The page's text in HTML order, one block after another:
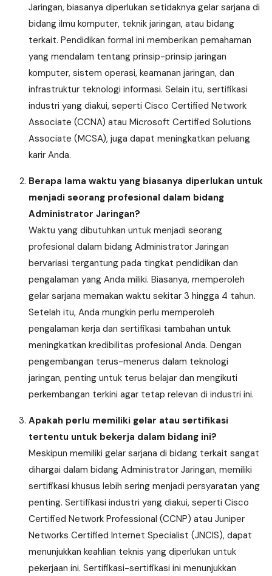
Jaringan, biasanya diperlukan setidaknya gelar sarjana di
bidang ilmu komputer, teknik jaringan, atau bidang
terkait. Pendidikan formal ini memberikan pemahaman
yang mendalam tentang prinsip-prinsip jaringan
komputer, sistem operasi, keamanan jaringan, dan
infrastruktur teknologi informasi. Selain itu, sertifikasi
industri yang diakui, seperti Cisco Certified Network
Associate (CCNA) atau Microsoft Certified Solutions
Associate (MCSA), juga dapat meningkatkan peluang
karir Anda.
Berapa lama waktu yang biasanya diperlukan untuk
menjadi seorang profesional dalam bidang
Administrator Jaringan?
Waktu yang dibutuhkan untuk menjadi seorang
profesional dalam bidang Administrator Jaringan
bervariasi tergantung pada tingkat pendidikan dan
pengalaman yang Anda miliki. Biasanya, memperoleh
gelar sarjana memakan waktu sekitar 3 hingga 4 tahun.
Setelah itu, Anda mungkin perlu memperoleh
pengalaman kerja dan sertifikasi tambahan untuk
meningkatkan kredibilitas profesional Anda. Dengan
pengembangan terus-menerus dalam teknologi
jaringan, penting untuk terus belajar dan mengikuti
perkembangan terkini agar tetap relevan di industri ini.
Apakah perlu memiliki gelar atau sertifikasi
tertentu untuk bekerja dalam bidang ini?
Meskipun memiliki gelar sarjana di bidang terkait sangat
dihargai dalam bidang Administrator Jaringan, memiliki
sertifikasi khusus lebih sering menjadi persyaratan yang
penting. Sertifikasi industri yang diakui, seperti Cisco
Certified Network Professional (CCNP) atau Juniper
Networks Certified Internet Specialist (JNCIS), dapat
menunjukkan keahlian teknis yang diperlukan untuk
pekerjaan ini. Sertifikasi-sertifikasi ini menunjukkan